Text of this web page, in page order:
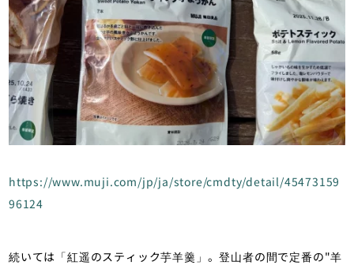
https://www.muji.com/jp/ja/store/cmdty/detail/45473159
96124
続いては「紅遥のスティック芋羊羹」。登山者の間で定番の"羊